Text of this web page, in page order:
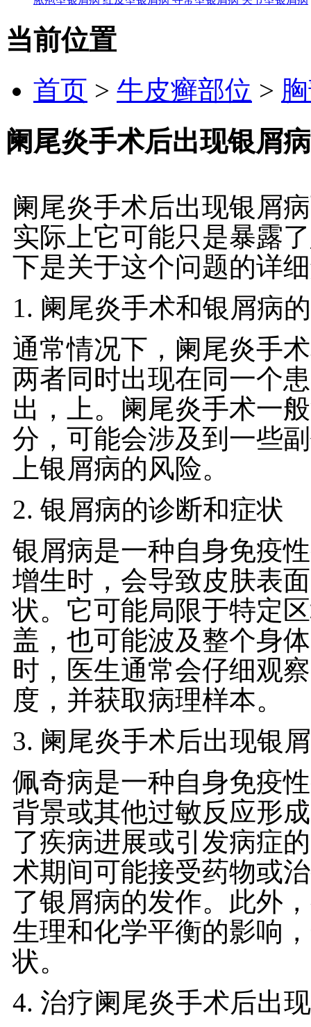
当前位置
首页 > 牛皮癣部位 >
阑尾炎手术后出现银屑病
阑尾炎手术后出现银屑
实际上它可能只是暴露
下是关于这个问题的详
1. 阑尾炎手术和银屑病
通常情况下，阑尾炎手
两者同时出现在同一个
出，上。阑尾炎手术一
分，可能会涉及到一些
上银屑病的风险。
2. 银屑病的诊断和症状
银屑病是一种自身免疫
增生时，会导致皮肤表
状。它可能局限于特定
盖，也可能波及整个身
时，医生通常会仔细观
度，并获取病理样本。
3. 阑尾炎手术后出现银
佩奇病是一种自身免疫
背景或其他过敏反应形
了疾病进展或引发病症
术期间可能接受药物或
了银屑病的发作。此外
生理和化学平衡的影响
状。
4. 治疗阑尾炎手术后出